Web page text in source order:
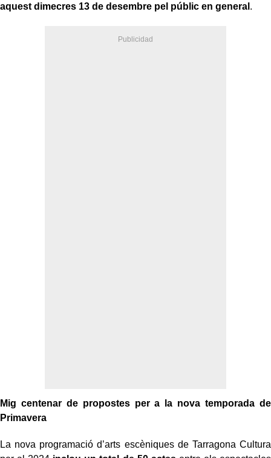
aquest dimecres 13 de desembre pel públic en general .
Mig centenar de propostes per a la nova temporada de
Primavera
La nova programació d’arts escèniques de Tarragona Cultura